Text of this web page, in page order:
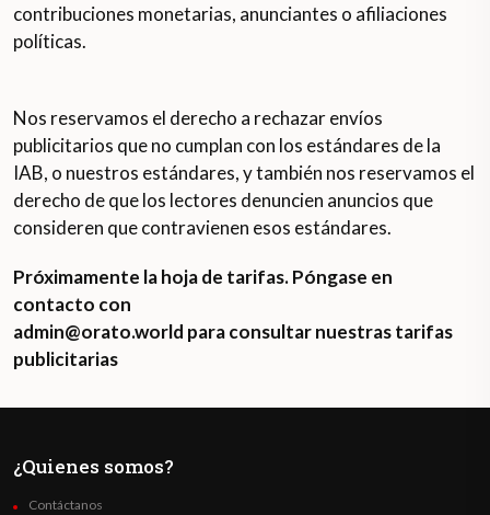
contribuciones monetarias, anunciantes o afiliaciones
políticas.
Nos reservamos el derecho a rechazar envíos
publicitarios que no cumplan con los estándares de la
IAB, o nuestros estándares, y también nos reservamos el
derecho de que los lectores denuncien anuncios que
consideren que contravienen esos estándares.
Próximamente la hoja de tarifas. Póngase en
contacto con
admin@orato.world para consultar nuestras tarifas
publicitarias
¿Quienes somos?
Contáctanos